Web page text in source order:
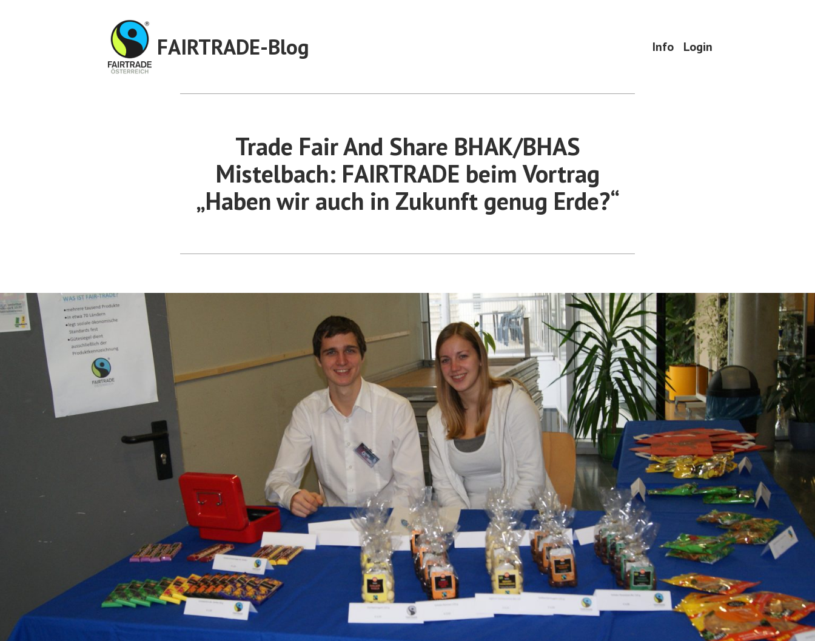
FAIRTRADE-Blog Info Login
Trade Fair And Share BHAK/BHAS
Mistelbach: FAIRTRADE beim Vortrag
„Haben wir auch in Zukunft genug Erde?“